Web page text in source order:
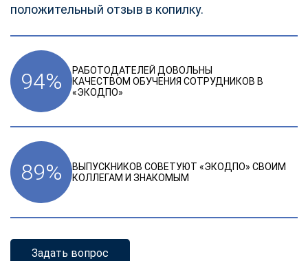
положительный отзыв в копилку.
94%
РАБОТОДАТЕЛЕЙ ДОВОЛЬНЫ
КАЧЕСТВОМ ОБУЧЕНИЯ СОТРУДНИКОВ В
«ЭКОДПО»
89%
ВЫПУСКНИКОВ СОВЕТУЮТ «ЭКОДПО» СВОИМ
КОЛЛЕГАМ И ЗНАКОМЫМ
Задать вопрос